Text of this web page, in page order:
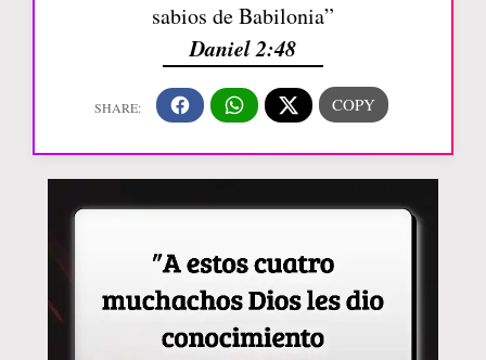
sabios de Babilonia”
Daniel 2:48